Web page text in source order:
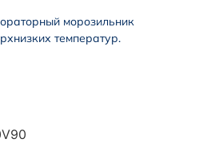
морозильник
температур.